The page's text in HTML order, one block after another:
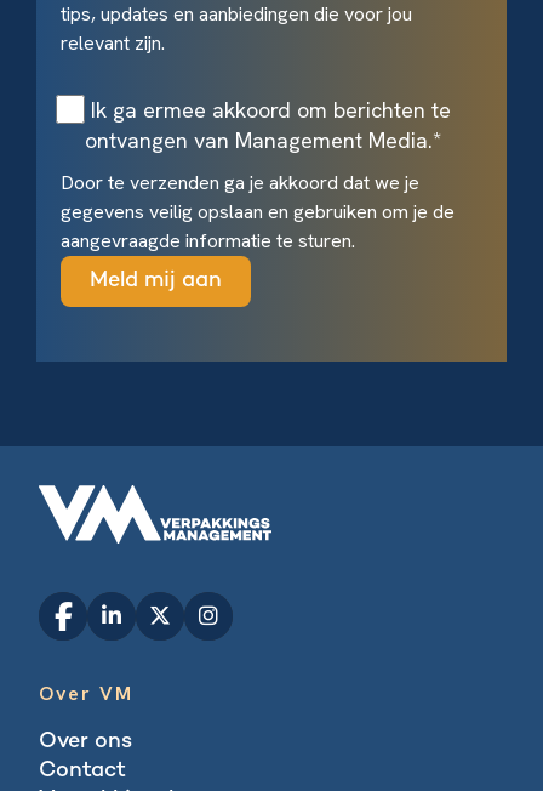
tips, updates en aanbiedingen die voor jou
relevant zijn.
Ik ga ermee akkoord om berichten te
ontvangen van Management Media.*
Door te verzenden ga je akkoord dat we je
gegevens veilig opslaan en gebruiken om je de
aangevraagde informatie te sturen.
Over VM
Over ons
Contact